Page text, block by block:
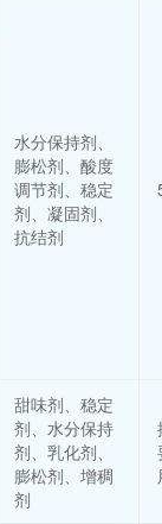
水分保持剂、
膨松剂、酸度
调节剂、稳定
剂、凝固剂、
抗结剂
甜味剂、稳定
剂、水分保持
剂、乳化剂、
膨松剂、增稠
剂